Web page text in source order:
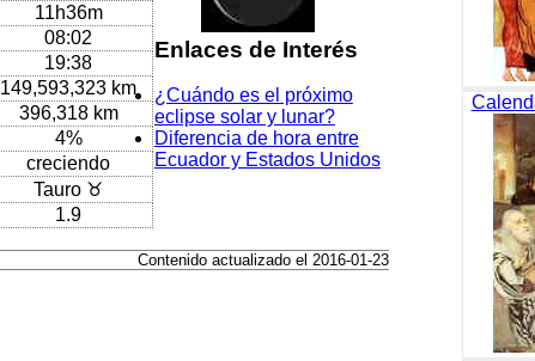
11h36m
08:02
19:38
149,593,323 km
396,318 km
4%
creciendo
Tauro ♉
1.9
Enlaces de Interés
¿Cuándo es el próximo
eclipse solar y lunar?
Diferencia de hora entre
Ecuador y Estados Unidos
Contenido actualizado el 2016-01-23